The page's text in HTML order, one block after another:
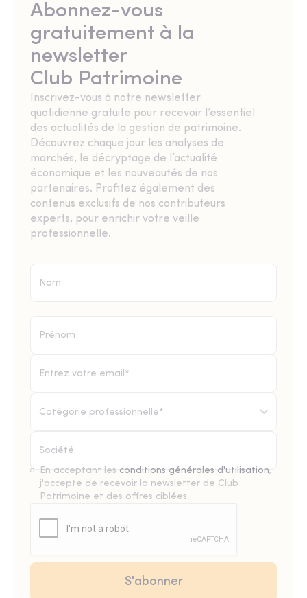
Abonnez-vous
gratuitement à la
newsletter
Club Patrimoine
Inscrivez-vous à notre newsletter
quotidienne gratuite pour recevoir l’essentiel
des actualités de la gestion de patrimoine.
Découvrez chaque jour les analyses de
marchés, le décryptage de l’actualité
économique et les nouveautés de nos
partenaires. Profitez également des
contenus exclusifs de nos contributeurs
experts, pour enrichir votre veille
professionnelle.
Catégorie professionnelle*
En acceptant les conditions générales d'utilisation,
j'accepte de recevoir la newsletter de Club
Patrimoine et des offres ciblées.